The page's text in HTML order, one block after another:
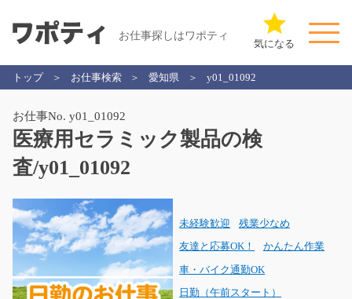
お仕事探しはワポティ
気になる
トップ お仕事検索 愛知県 y01_01092
お仕事No. y01_01092
医療用セラミック製品の検
査/y01_01092
未経験歓迎 残業少なめ
友達と応募OK！ かんたん作業
車・バイク通勤OK
日勤（午前スタート）